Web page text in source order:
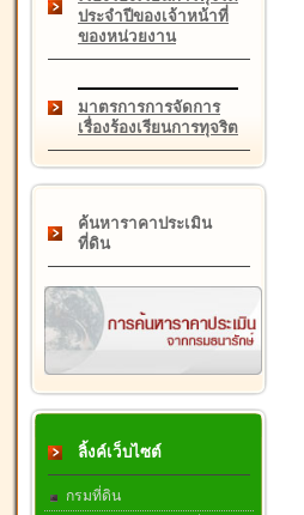
ประจำปีของเจ้าหน้าที่
ของหน่วยงาน
มาตรการการจัดการ
เรื่องร้องเรียนการทุจริต
ค้นหาราคาประเมิน
ที่ดิน
ลิ้งค์เว็บไซต์
กรมที่ดิน